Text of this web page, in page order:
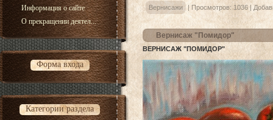
Информация о сайте
О прекращении деятел...
Форма входа
Категории раздела
Вернисажи | Просмотров: 1036 |
Вернисаж "Помидор"
ВЕРНИСАЖ "ПОМИДОР"